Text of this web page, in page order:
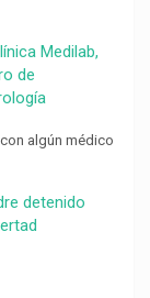
Medilab,
de
algún médico
detenido